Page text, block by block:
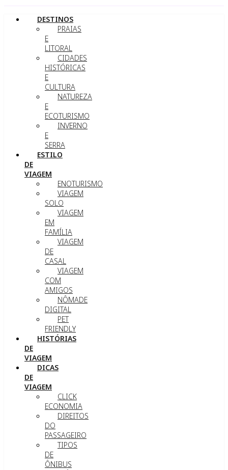
DESTINOS
PRAIAS
E
LITORAL
CIDADES
HISTÓRICAS
E
CULTURA
NATUREZA
E
ECOTURISMO
INVERNO
E
SERRA
ESTILO
DE
VIAGEM
ENOTURISMO
VIAGEM
SOLO
VIAGEM
EM
FAMÍLIA
VIAGEM
DE
CASAL
VIAGEM
COM
AMIGOS
NÔMADE
DIGITAL
PET
FRIENDLY
HISTÓRIAS
DE
VIAGEM
DICAS
DE
VIAGEM
CLICK
ECONOMIA
DIREITOS
DO
PASSAGEIRO
TIPOS
DE
ÔNIBUS